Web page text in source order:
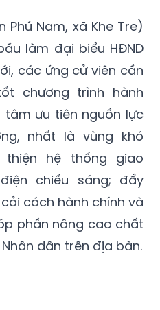
Phú Nam, xã Khe Tre)
làm đại biểu HĐND
các ứng cử viên cần
chương trình hành
ưu tiên nguồn lực
nhất là vùng khó
hệ thống giao
chiếu sáng; đẩy
cách hành chính và
phần nâng cao chất
dân trên địa bàn.